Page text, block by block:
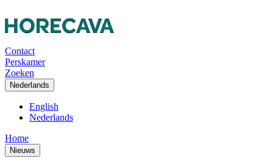
Contact
Perskamer
Zoeken
Nederlands
English
Nederlands
Home
Nieuws